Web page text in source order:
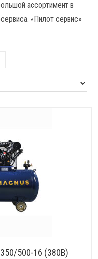
ассортимент в
«Пилот сервис»
500-16 (380В)